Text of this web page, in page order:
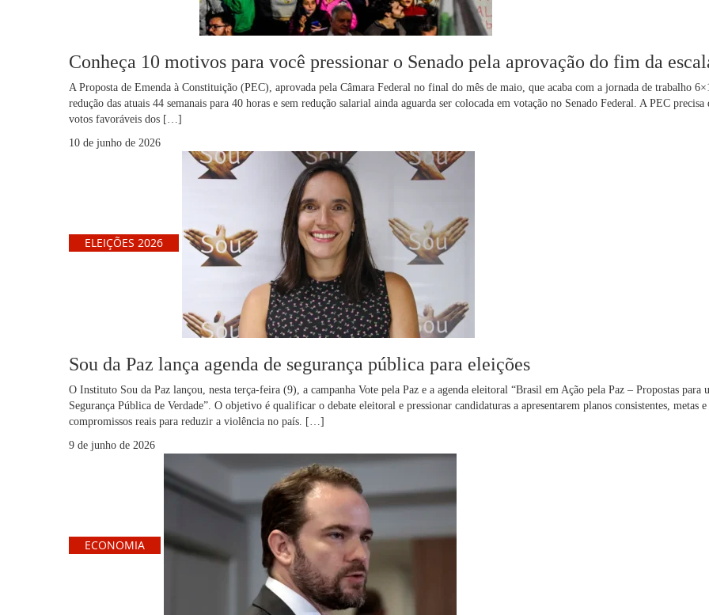
Conheça 10 motivos para você pressionar o Senado pela aprovação do fim da
A Proposta de Emenda à Constituição (PEC), aprovada pela Câmara Federal no final do mês de maio, que acaba com a jornada de trabalho
redução das atuais 44 semanais para 40 horas e sem redução salarial ainda aguarda ser colocada em votação no Senado Federal. A PEC precisa
votos favoráveis dos […]
10 de junho de 2026
ELEIÇÕES 2026
Sou da Paz lança agenda de segurança pública para eleições
O Instituto Sou da Paz lançou, nesta terça-feira (9), a campanha Vote pela Paz e a agenda eleitoral “Brasil em Ação pela Paz – Propostas para
Segurança Pública de Verdade”. O objetivo é qualificar o debate eleitoral e pressionar candidaturas a apresentarem planos consistentes, metas e
compromissos reais para reduzir a violência no país. […]
9 de junho de 2026
ECONOMIA